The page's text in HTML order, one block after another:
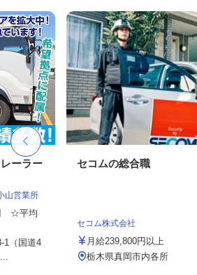
ーラー
山営業所
☆平均
1（国道4
セコムの総合職
セコム株式会社
月給239,800円以上
栃木県真岡市内各所